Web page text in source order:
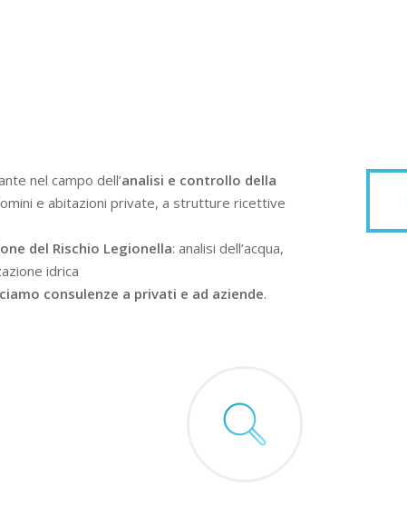
nel campo dell’analisi e controllo della
e abitazioni private, a strutture ricettive
del Rischio Legionella: analisi dell’acqua,
idrica
consulenze a privati e ad aziende.